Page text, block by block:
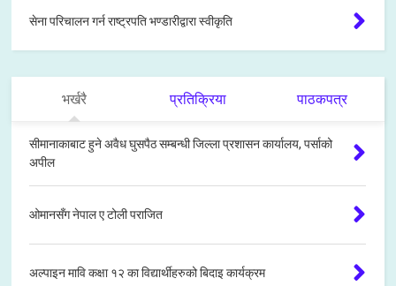
सेना परिचालन गर्न राष्ट्रपति भण्डारीद्वारा स्वीकृति
भर्खरै प्रतिक्रिया पाठकपत्र
सीमानाकाबाट हुने अवैध घुसपैठ सम्बन्धी जिल्ला प्रशासन कार्यालय, पर्साको
अपील
ओमानसँग नेपाल ए टोली पराजित
अल्पाइन मावि कक्षा १२ का विद्यार्थीहरुको बिदाइ कार्यक्रम